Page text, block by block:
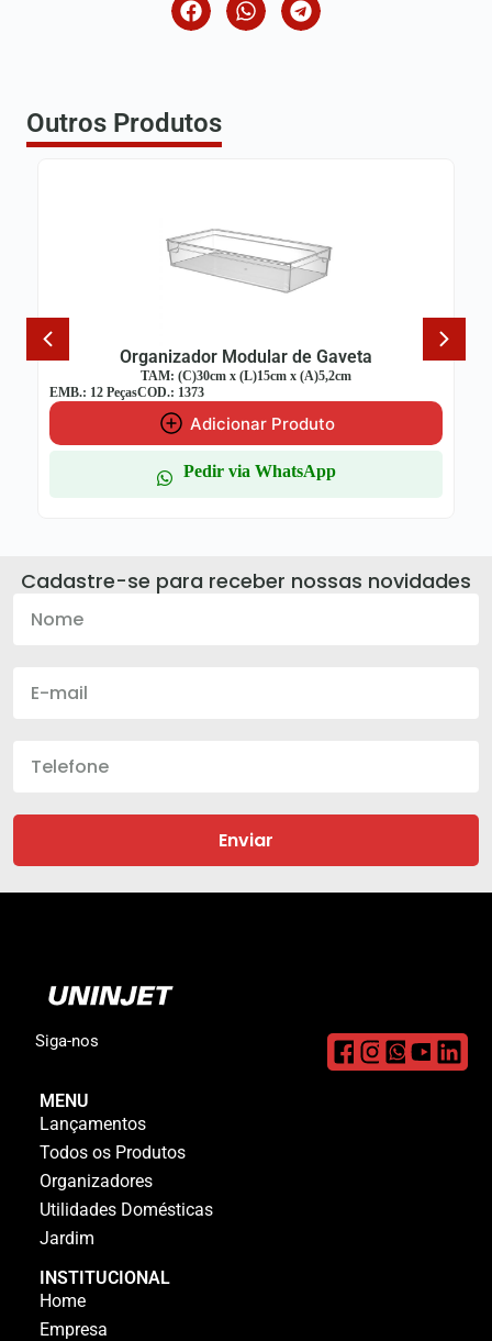
Outros Produtos
Organizador Modular de Gaveta
TAM: (C)30cm x (L)15cm x (A)5,2cm
EMB.: 12 PeçasCOD.: 1373
Adicionar Produto
Pedir via WhatsApp
Cadastre-se para receber nossas novidades
Enviar
Siga-nos
MENU
Lançamentos
Todos os Produtos
Organizadores
Utilidades Domésticas
Jardim
INSTITUCIONAL
Home
Empresa